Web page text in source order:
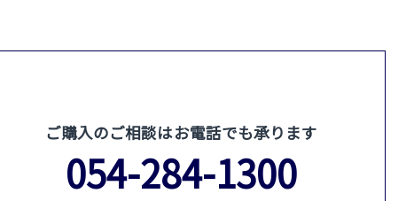
ご購入のご相談はお電話でも承ります
054-284-1300